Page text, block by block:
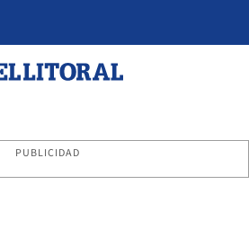
PUBLICIDAD